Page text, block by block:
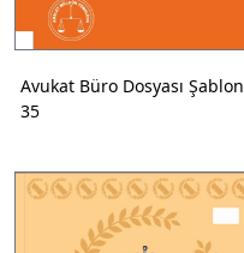
Avukat Büro Dosyası Şablon
35